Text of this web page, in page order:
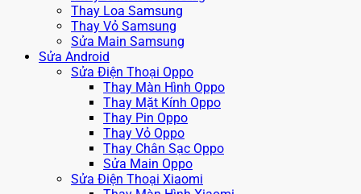
Thay Loa Samsung
Thay Vỏ Samsung
Sửa Main Samsung
Sửa Android
Sửa Điện Thoại Oppo
Thay Màn Hình Oppo
Thay Mặt Kính Oppo
Thay Pin Oppo
Thay Vỏ Oppo
Thay Chân Sạc Oppo
Sửa Main Oppo
Sửa Điện Thoại Xiaomi